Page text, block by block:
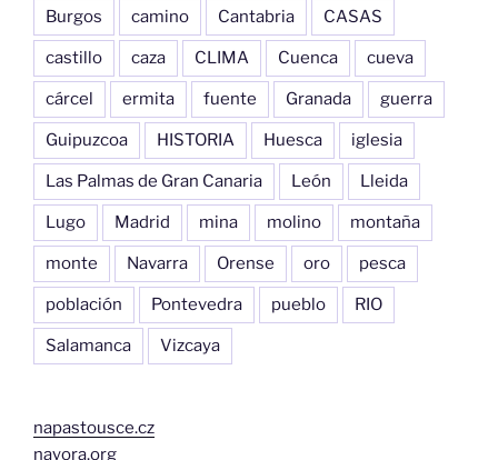
Burgos camino Cantabria CASAS
castillo caza CLIMA Cuenca cueva
cárcel ermita fuente Granada guerra
Guipuzcoa HISTORIA Huesca iglesia
Las Palmas de Gran Canaria León Lleida
Lugo Madrid mina molino montaña
monte Navarra Orense oro pesca
población Pontevedra pueblo RIO
Salamanca Vizcaya
napastousce.cz
nayora.org